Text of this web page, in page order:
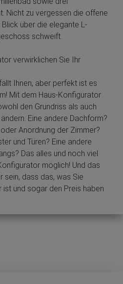
Nicht zu vergessen die offene
über die elegante L-
schweift.
verwirklichen Sie Ihr
Ihnen, aber perfekt ist es
Mit dem Haus-Konfigurator
den Grundriss als auch
Eine andere Dachform?
Anordnung der Zimmer?
und Türen? Eine andere
Das alles und noch viel
möglich! Und das
sein, dass das, was Sie
ist und sogar den Preis haben